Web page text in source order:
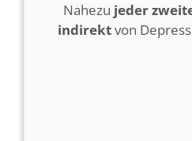
Nahezu jeder
indirektvon